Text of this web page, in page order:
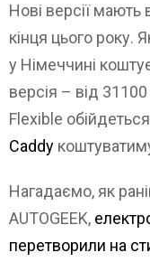
Нові версії
кінця цього року.
у Німеччині
версія – від
Flexible
Caddy
Нагадаємо, як
AUTOGEEK,
перетворили на